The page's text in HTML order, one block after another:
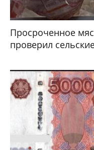
Просроченное
проверил